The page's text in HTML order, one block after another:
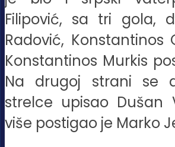
Filipović, sa tri gola,
Radović, Konstantinos
Konstantinos Murkis
Na drugoj strani se
strelce upisao Dušan
više postigao je Marko